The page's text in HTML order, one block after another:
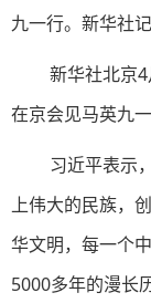
九一行。新华社
新华社北京
在京会见马英九一
习近平表示
上伟大的民族，
华文明，每一个
5000多年的漫长